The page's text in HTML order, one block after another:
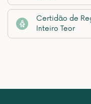
Certidão de
Inteiro Teor